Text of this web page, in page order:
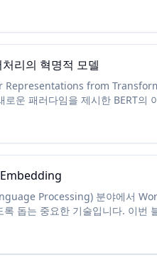
리의 혁명적 모델
from
로운 패러다임을 제시한 BERT
Processing) 분야에서
록 돕는 중요한 기술입니다. 이